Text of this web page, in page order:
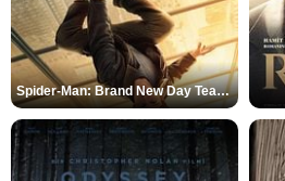
Spider-Man: Brand New Day Teaser